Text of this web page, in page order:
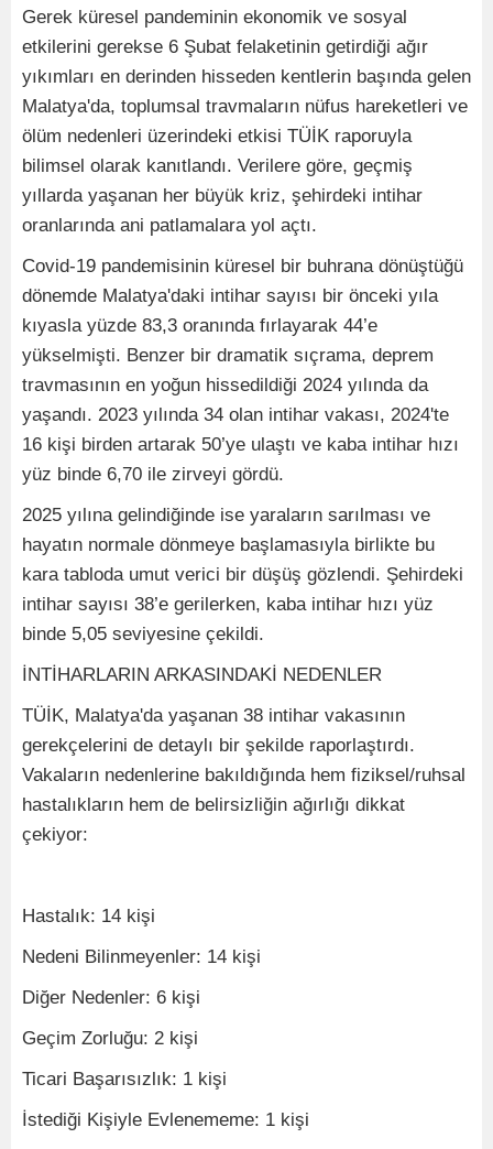
Gerek küresel pandeminin ekonomik ve sosyal
etkilerini gerekse 6 Şubat felaketinin getirdiği ağır
yıkımları en derinden hisseden kentlerin başında gelen
Malatya'da, toplumsal travmaların nüfus hareketleri ve
ölüm nedenleri üzerindeki etkisi TÜİK raporuyla
bilimsel olarak kanıtlandı. Verilere göre, geçmiş
yıllarda yaşanan her büyük kriz, şehirdeki intihar
oranlarında ani patlamalara yol açtı.
Covid-19 pandemisinin küresel bir buhrana dönüştüğü
dönemde Malatya'daki intihar sayısı bir önceki yıla
kıyasla yüzde 83,3 oranında fırlayarak 44’e
yükselmişti. Benzer bir dramatik sıçrama, deprem
travmasının en yoğun hissedildiği 2024 yılında da
yaşandı. 2023 yılında 34 olan intihar vakası, 2024'te
16 kişi birden artarak 50’ye ulaştı ve kaba intihar hızı
yüz binde 6,70 ile zirveyi gördü.
2025 yılına gelindiğinde ise yaraların sarılması ve
hayatın normale dönmeye başlamasıyla birlikte bu
kara tabloda umut verici bir düşüş gözlendi. Şehirdeki
intihar sayısı 38’e gerilerken, kaba intihar hızı yüz
binde 5,05 seviyesine çekildi.
İNTİHARLARIN ARKASINDAKİ NEDENLER
TÜİK, Malatya'da yaşanan 38 intihar vakasının
gerekçelerini de detaylı bir şekilde raporlaştırdı.
Vakaların nedenlerine bakıldığında hem fiziksel/ruhsal
hastalıkların hem de belirsizliğin ağırlığı dikkat
çekiyor:
Hastalık: 14 kişi
Nedeni Bilinmeyenler: 14 kişi
Diğer Nedenler: 6 kişi
Geçim Zorluğu: 2 kişi
Ticari Başarısızlık: 1 kişi
İstediği Kişiyle Evlenememe: 1 kişi